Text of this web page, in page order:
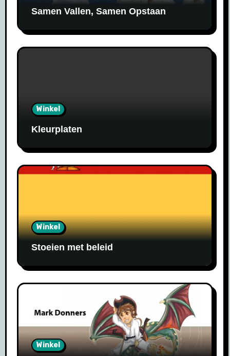
Samen Vallen, Samen Opstaan
Winkel
Kleurplaten
Winkel
Stoeien met beleid
Winkel